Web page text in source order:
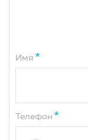
Имя
Телефон